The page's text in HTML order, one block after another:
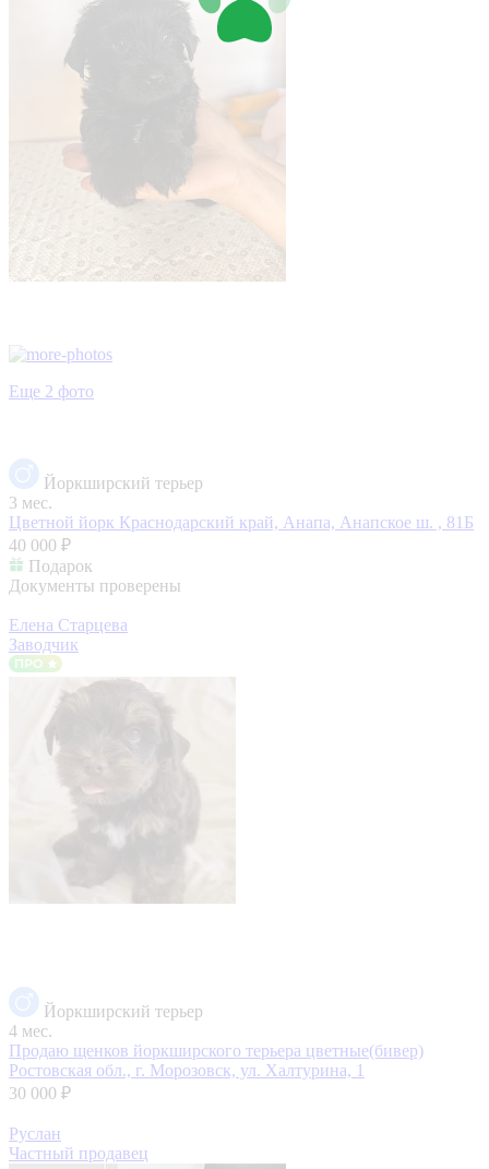
Еще 2 фото
Йоркширский терьер
3 мес.
Цветной йорк Краснодарский край, Анапа, Анапское ш. , 81Б
40 000 ₽
Подарок
Документы проверены
Елена Старцева
Заводчик
Йоркширский терьер
4 мес.
Продаю щенков йоркширского терьера цветные(бивер)
Ростовская обл., г. Морозовск, ул. Халтурина, 1
30 000 ₽
Руслан
Частный продавец